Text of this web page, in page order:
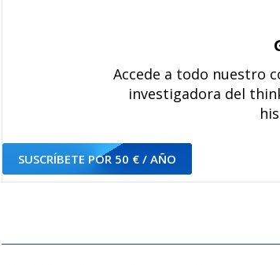
Accede a todo nuestro
investigadora del
SUSCRÍBETE POR 50 € / AÑO